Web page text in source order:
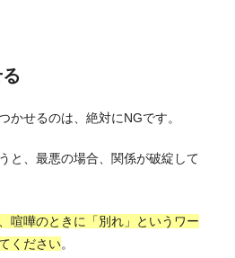
かせるのは、絶対にNGです。
と、最悪の場合、関係が破綻して
喧嘩のときに「別れ」というワー
ください。